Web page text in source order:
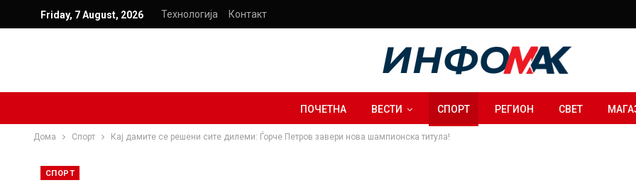
Friday, 7 August, 2026 Технологија Контакт
ПОЧЕТНА ВЕСТИ СПОРТ РЕГИОН СВЕТ
Дома Спорт Кај дамите се решени сите дилеми: Ѓорче Петров завери нова шампионска титула!
СПОРТ